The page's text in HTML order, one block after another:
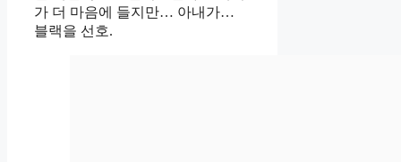
가 더 마음에 들지만… 아내가…
블랙을 선호.